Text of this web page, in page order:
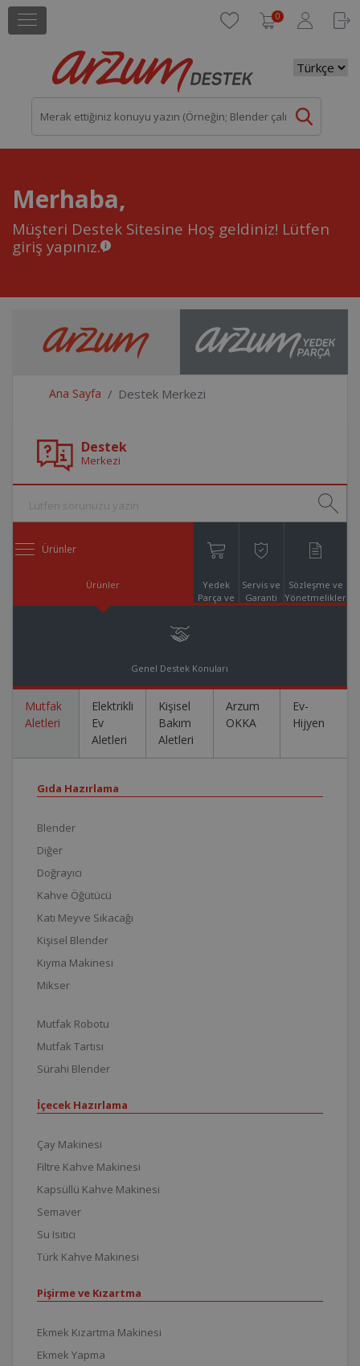
0
Merhaba,
Müşteri Destek Sitesine Hoş geldiniz! Lütfen
giriş yapınız.
Ana Sayfa Destek Merkezi
Destek
Merkezi
Ürünler
Ürünler
Yedek
Parça ve
Servis ve
Garanti
Sözleşme ve
Yönetmelikler
Genel Destek Konuları
Mutfak
Aletleri
Elektrikli
Ev
Aletleri
Kişisel
Bakım
Aletleri
Arzum
OKKA
Ev-
Hijyen
Gıda Hazırlama
Blender
Diğer
Doğrayıcı
Kahve Öğütücü
Katı Meyve Sıkacağı
Kişisel Blender
Kıyma Makinesi
Mikser
Mutfak Robotu
Mutfak Tartısı
Sürahi Blender
İçecek Hazırlama
Çay Makinesi
Filtre Kahve Makinesi
Kapsüllü Kahve Makinesi
Semaver
Su Isıtıcı
Türk Kahve Makinesi
Pişirme ve Kızartma
Ekmek Kızartma Makinesi
Ekmek Yapma